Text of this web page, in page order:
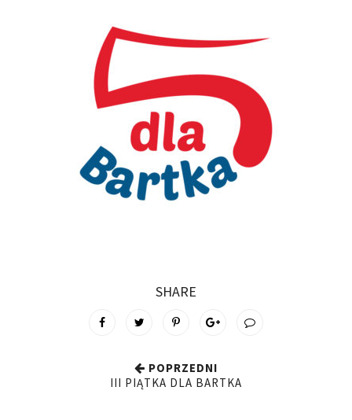
SHARE
POPRZEDNI
III PIĄTKA DLA BARTKA